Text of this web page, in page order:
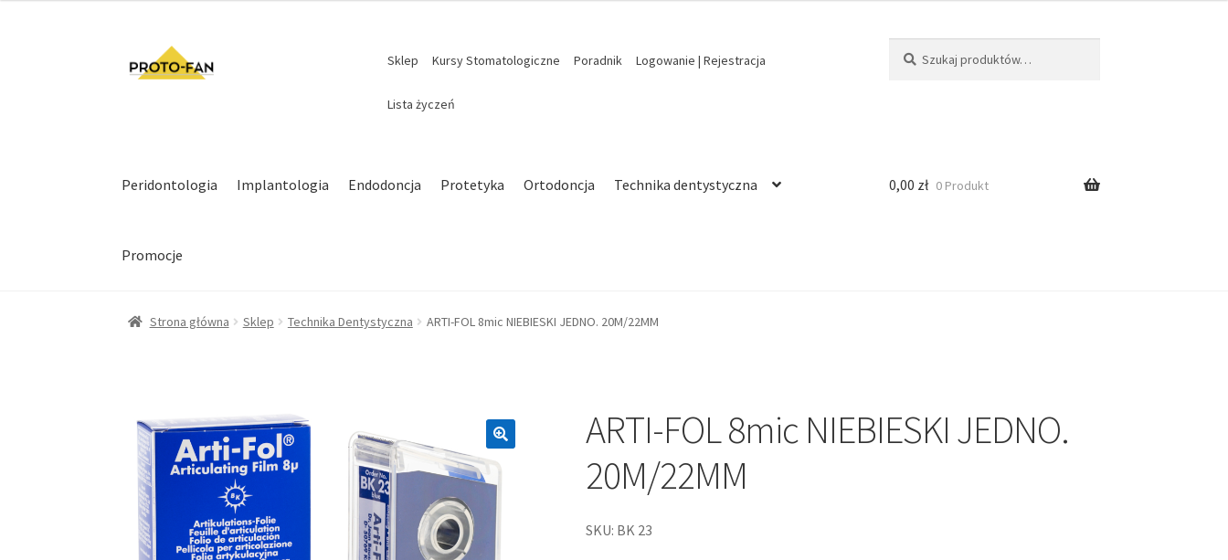
Sklep Kursy Stomatologiczne Poradnik Logowanie | Rejestracja
Lista życzeń
Peridontologia Implantologia Endodoncja Protetyka Ortodoncja Technika dentystyczna
Promocje
0,00 zł 0 Produkt
Strona główna Sklep Technika Dentystyczna ARTI-FOL 8mic NIEBIESKI JEDNO. 20M/22MM
ARTI-FOL 8mic NIEBIESKI JEDNO.
20M/22MM
SKU: BK 23